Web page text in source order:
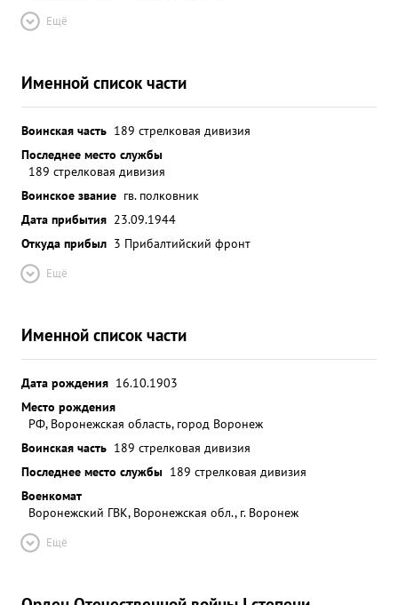
Ещё
Именной список части
Воинская часть 189 стрелковая дивизия
Последнее место службы
189 стрелковая дивизия
Воинское звание гв. полковник
Дата прибытия 23.09.1944
Откуда прибыл 3 Прибалтийский фронт
Ещё
Именной список части
Дата рождения 16.10.1903
Место рождения
РФ, Воронежская область, город Воронеж
Воинская часть 189 стрелковая дивизия
Последнее место службы 189 стрелковая дивизия
Военкомат
Воронежский ГВК, Воронежская обл., г. Воронеж
Ещё